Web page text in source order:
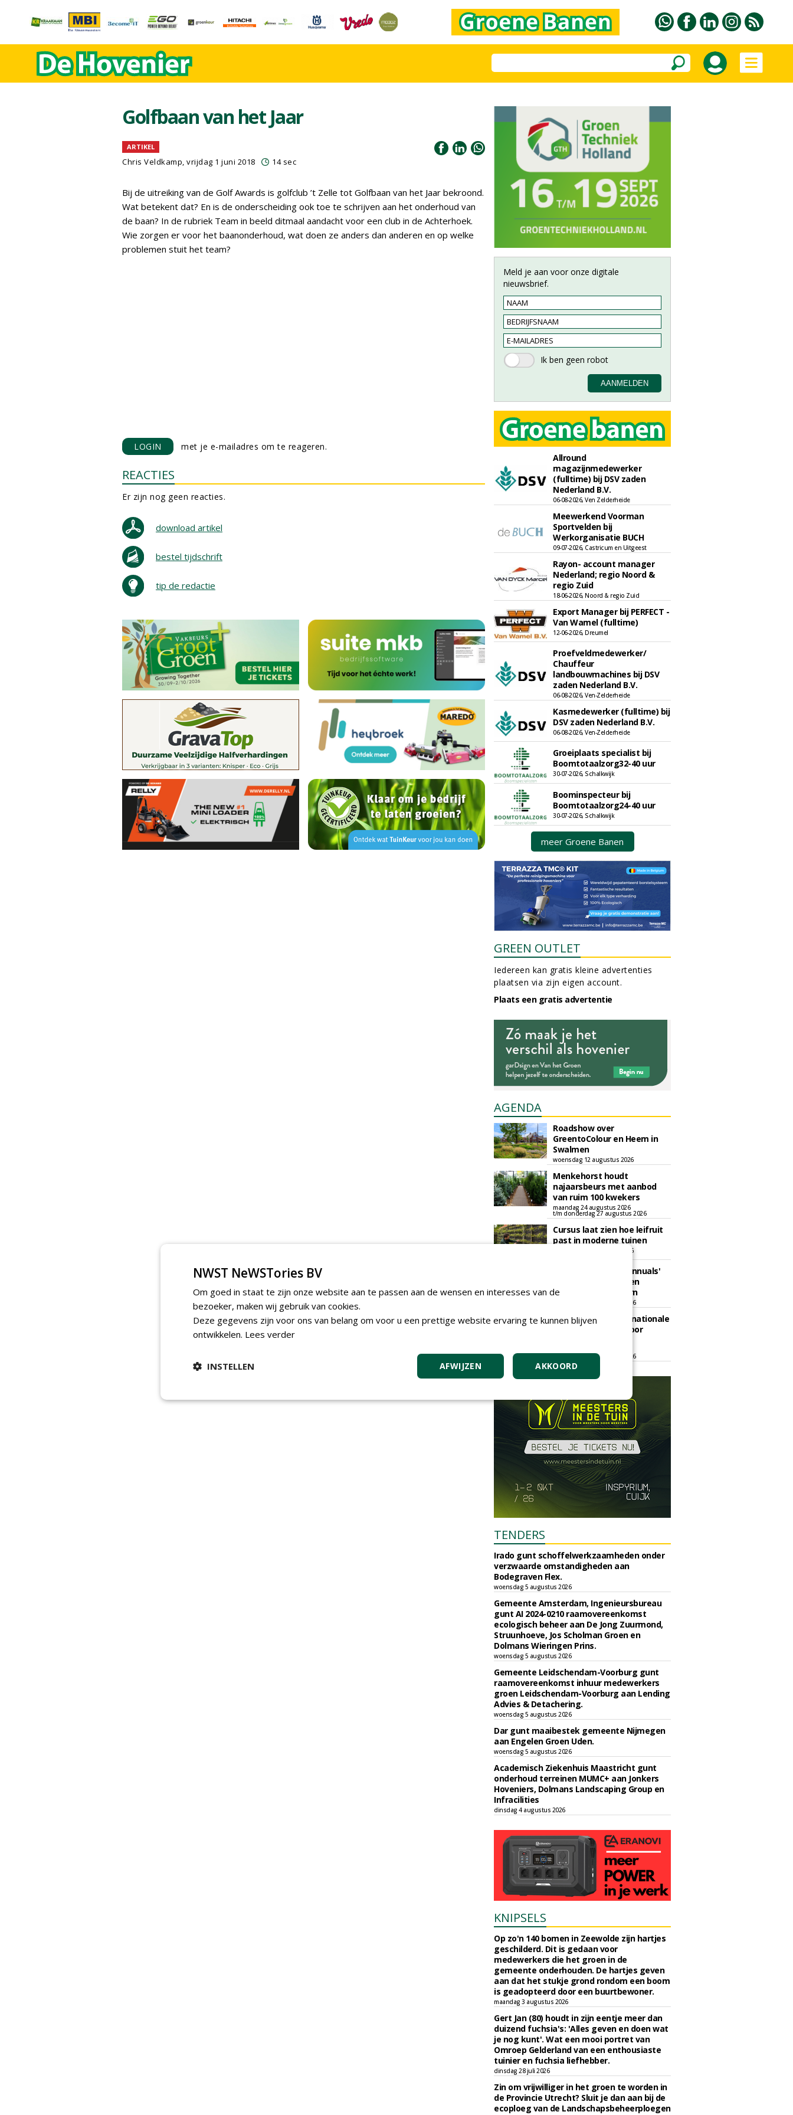
Golfbaan van het Jaar
ARTIKEL
Chris Veldkamp, vrijdag 1 juni 2018 14 sec
Bij de uitreiking van de Golf Awards is golfclub ’t Zelle tot Golfbaan van het Jaar bekroond.
Wat betekent dat? En is de onderscheiding ook toe te schrijven aan het onderhoud van
de baan? In de rubriek Team in beeld ditmaal aandacht voor een club in de Achterhoek.
Wie zorgen er voor het baanonderhoud, wat doen ze anders dan anderen en op welke
problemen stuit het team?
LOGIN met je e-mailadres om te reageren.
REACTIES
Er zijn nog geen reacties.
download artikel
bestel tijdschrift
tip de redactie
Meld je aan voor onze digitale
nieuwsbrief.
Allround
magazijnmedewerker
(fulltime) bij DSV zaden
Nederland B.V.
06-08-2026, Ven Zelderheide
Meewerkend Voorman
Sportvelden bij
Werkorganisatie BUCH
09-07-2026, Castricum en Uitgeest
Rayon- account manager
Nederland; regio Noord &
regio Zuid
18-06-2026, Noord & regio Zuid
Export Manager bij PERFECT -
Van Wamel (fulltime)
12-06-2026, Dreumel
Proefveldmedewerker/
Chauffeur
landbouwmachines bij DSV
zaden Nederland B.V.
06-08-2026, Ven-Zelderheide
Kasmedewerker (fulltime) bij
DSV zaden Nederland B.V.
06-08-2026, Ven-Zelderheide
Groeiplaats specialist bij
Boomtotaalzorg32-40 uur
30-07-2026, Schalkwijk
Boominspecteur bij
Boomtotaalzorg24-40 uur
30-07-2026, Schalkwijk
meer Groene Banen
GREEN OUTLET
Iedereen kan gratis kleine advertenties
plaatsen via zijn eigen account.
Plaats een gratis advertentie
AGENDA
Roadshow over
GreentoColour en Heem in
Swalmen
woensdag 12 augustus 2026
Menkehorst houdt
najaarsbeurs met aanbod
van ruim 100 kwekers
maandag 24 augustus 2026
t/m donderdag 27 augustus 2026
Cursus laat zien hoe leifruit
past in moderne tuinen
woensdag 26 augustus 2026
Vakdag 'All About Annuals'
zet eenjarige planten
centraal in Appeltern
donderdag 27 augustus 2026
GaLaBau 2026: internationale
ontmoetingsplek voor
t/m vrijdag 18 september 2026
TENDERS
Irado gunt schoffelwerkzaamheden onder
verzwaarde omstandigheden aan
Bodegraven Flex.
woensdag 5 augustus 2026
Gemeente Amsterdam, Ingenieursbureau
gunt AI 2024-0210 raamovereenkomst
ecologisch beheer aan De Jong Zuurmond,
Struunhoeve, Jos Scholman Groen en
Dolmans Wieringen Prins.
woensdag 5 augustus 2026
Gemeente Leidschendam-Voorburg gunt
raamovereenkomst inhuur medewerkers
groen Leidschendam-Voorburg aan Lending
Advies & Detachering.
woensdag 5 augustus 2026
Dar gunt maaibestek gemeente Nijmegen
aan Engelen Groen Uden.
woensdag 5 augustus 2026
Academisch Ziekenhuis Maastricht gunt
onderhoud terreinen MUMC+ aan Jonkers
Hoveniers, Dolmans Landscaping Group en
Infracilities
dinsdag 4 augustus 2026
KNIPSELS
Op zo'n 140 bomen in Zeewolde zijn hartjes
geschilderd. Dit is gedaan voor
medewerkers die het groen in de
gemeente onderhouden. De hartjes geven
aan dat het stukje grond rondom een boom
is geadopteerd door een buurtbewoner.
maandag 3 augustus 2026
Gert Jan (80) houdt in zijn eentje meer dan
duizend fuchsia's: 'Alles geven en doen wat
je nog kunt'. Wat een mooi portret van
Omroep Gelderland van een enthousiaste
tuinier en fuchsia liefhebber.
dinsdag 28 juli 2026
Zin om vrijwilliger in het groen te worden in
de Provincie Utrecht? Sluit je dan aan bij de
ecoploeg van de Landschapsbeheerploegen
NWST NeWSTories BV
Om goed in staat te zijn onze website aan te passen aan de wensen en interesses van de
bezoeker, maken wij gebruik van cookies.
Deze gegevens zijn voor ons van belang om voor u een prettige website ervaring te kunnen blijven
ontwikkelen. Lees verder
AKKOORD
AFWIJZEN
INSTELLEN